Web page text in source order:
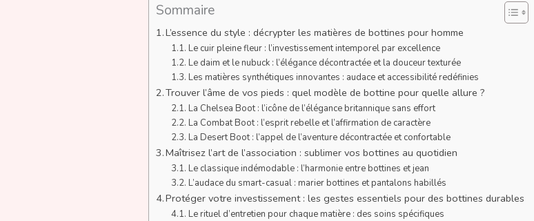
Sommaire
L’essence du style : décrypter les matières de bottines pour homme
Le cuir pleine fleur : l’investissement intemporel par excellence
Le daim et le nubuck : l’élégance décontractée et la douceur texturée
Les matières synthétiques innovantes : audace et accessibilité redéfinies
Trouver l’âme de vos pieds : quel modèle de bottine pour quelle allure ?
La Chelsea Boot : l’icône de l’élégance britannique sans effort
La Combat Boot : l’esprit rebelle et l’affirmation de caractère
La Desert Boot : l’appel de l’aventure décontractée et confortable
Maîtrisez l’art de l’association : sublimer vos bottines au quotidien
Le classique indémodable : l’harmonie entre bottines et jean
L’audace du smart-casual : marier bottines et pantalons habillés
Protéger votre investissement : les gestes essentiels pour des bottines durables
Le rituel d’entretien pour chaque matière : des soins spécifiques